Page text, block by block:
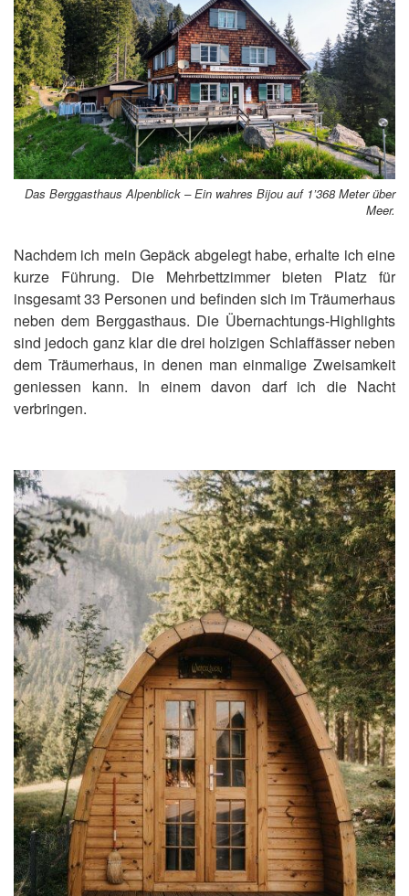
Das Berggasthaus Alpenblick – Ein wahres Bijou auf 1’368 Meter über
Meer.
Nachdem ich mein Gepäck abgelegt habe, erhalte ich eine
kurze Führung. Die Mehrbettzimmer bieten Platz für
insgesamt 33 Personen und befinden sich im Träumerhaus
neben dem Berggasthaus. Die Übernachtungs-Highlights
sind jedoch ganz klar die drei holzigen Schlaffässer neben
dem Träumerhaus, in denen man einmalige Zweisamkeit
geniessen kann. In einem davon darf ich die Nacht
verbringen.